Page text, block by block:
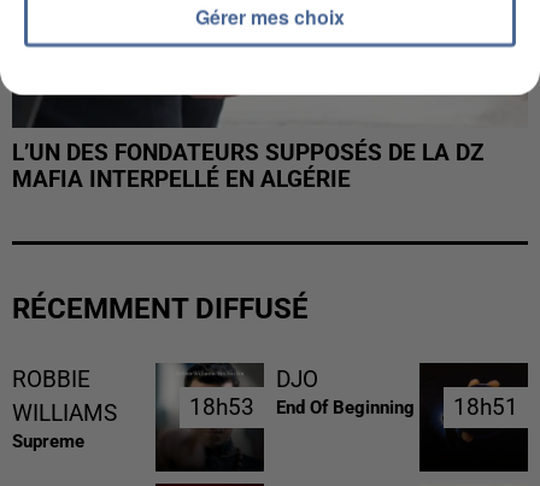
L’UN DES FONDATEURS SUPPOSÉS DE LA DZ
MAFIA INTERPELLÉ EN ALGÉRIE
RÉCEMMENT DIFFUSÉ
ROBBIE
WILLIAMS
Supreme
18h53
18h53
DJO
End Of Beginning 18h51
18h51
Gérer mes choix